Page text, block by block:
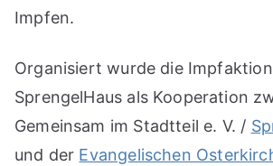
Impfen.
Organisiert wurde die
SprengelHaus als Kooperation
Gemeinsam im Stadtteil e. V. /
und der Evangelischen